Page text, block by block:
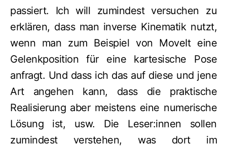
passiert. Ich will zumindest versuchen zu
erklären, dass man inverse Kinematik nutzt,
wenn man zum Beispiel von MoveIt eine
Gelenkposition für eine kartesische Pose
anfragt. Und dass ich das auf diese und jene
Art angehen kann, dass die praktische
Realisierung aber meistens eine numerische
Lösung ist, usw. Die Leser:innen sollen
zumindest verstehen, was dort im